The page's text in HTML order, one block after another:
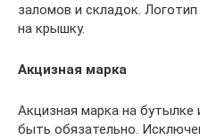
заломов и складок.
на крышку.
Акцизная марка
Акцизная марка на бутылке
быть обязательно.